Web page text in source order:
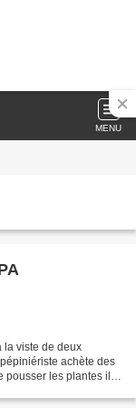
MENU
la viste de deux
achète des
pousser les plantes il